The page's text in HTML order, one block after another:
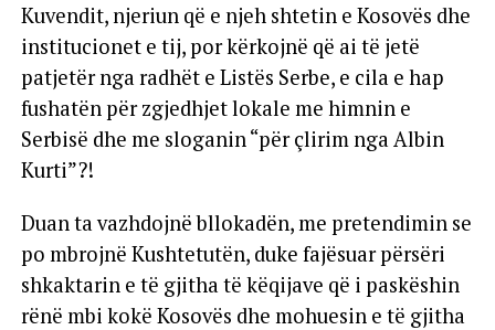
Kuvendit, njeriun që e njeh shtetin e Kosovës dhe
institucionet e tij, por kërkojnë që ai të jetë
patjetër nga radhët e Listës Serbe, e cila e hap
fushatën për zgjedhjet lokale me himnin e
Serbisë dhe me sloganin “për çlirim nga Albin
Kurti”?!
Duan ta vazhdojnë bllokadën, me pretendimin se
po mbrojnë Kushtetutën, duke fajësuar përsëri
shkaktarin e të gjitha të këqijave që i paskëshin
rënë mbi kokë Kosovës dhe mohuesin e të gjitha